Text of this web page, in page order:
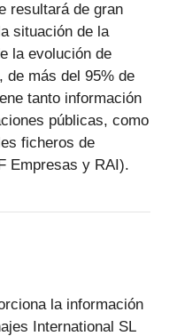
resultará de gran
situación de la
la evolución de
de más del 95% de
tanto información
públicas, como
ficheros de
Empresas y RAI).
la información
International SL